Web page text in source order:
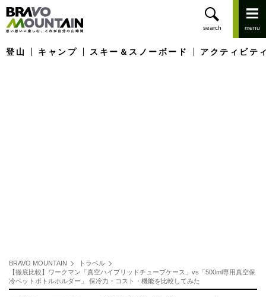
登山 キャンプ スキー＆スノーボード アクティビテ
BRAVO MOUNTAIN
トラベル
【徹底比較】ワークマン「真空ハイブリッドチューブケース」vs「500ml専用真空保
冷ペットボトルホルダー」 保冷力・コスト・機能を比較してみた